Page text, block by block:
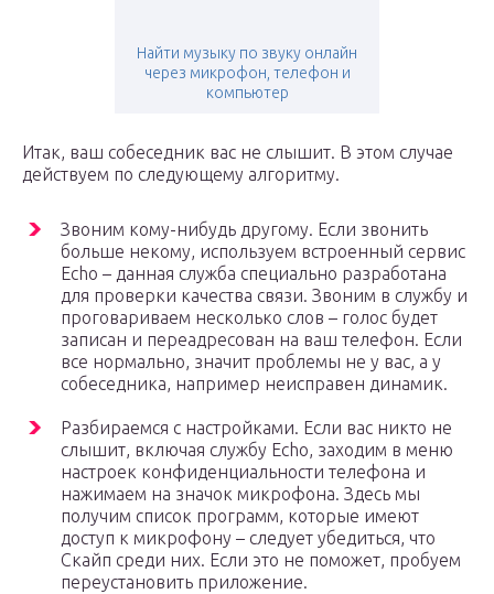
Найти музыку по звуку онлайн
через микрофон, телефон и
компьютер
Итак, ваш собеседник вас не слышит. В этом случае
действуем по следующему алгоритму.
Звоним кому-нибудь другому. Если звонить
больше некому, используем встроенный сервис
Echo – данная служба специально разработана
для проверки качества связи. Звоним в службу и
проговариваем несколько слов – голос будет
записан и переадресован на ваш телефон. Если
все нормально, значит проблемы не у вас, а у
собеседника, например неисправен динамик.
Разбираемся с настройками. Если вас никто не
слышит, включая службу Echo, заходим в меню
настроек конфиденциальности телефона и
нажимаем на значок микрофона. Здесь мы
получим список программ, которые имеют
доступ к микрофону – следует убедиться, что
Скайп среди них. Если это не поможет, пробуем
переустановить приложение.